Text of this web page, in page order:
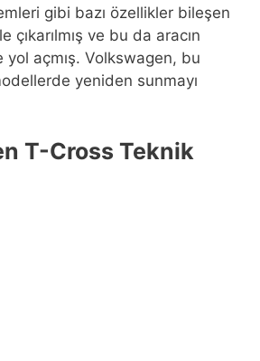
gibi bazı özellikler bileşen
çıkarılmış ve bu da aracın
yol açmış. Volkswagen, bu
yeniden sunmayı
T-Cross Teknik